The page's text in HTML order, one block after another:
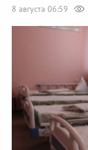
8 августа 06:59